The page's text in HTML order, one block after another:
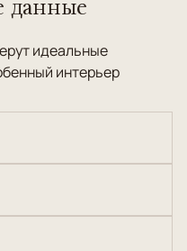
идеальные
интерьер